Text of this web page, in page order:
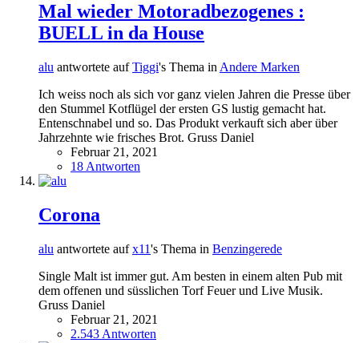
Mal wieder Motoradbezogenes :
BUELL in da House
alu antwortete aufTiggi's Thema in Andere Marken
Ich weiss noch als sich vor ganz vielen Jahren die Presse über
den Stummel Kotflügel der ersten GS lustig gemacht hat.
Entenschnabel und so. Das Produkt verkauft sich aber über
Jahrzehnte wie frisches Brot. Gruss Daniel
Februar 21, 2021
18 Antworten
Corona
alu antwortete aufx11's Thema in Benzingerede
Single Malt ist immer gut. Am besten in einem alten Pub mit
dem offenen und süsslichen Torf Feuer und Live Musik.
Gruss Daniel
Februar 21, 2021
2.543 Antworten